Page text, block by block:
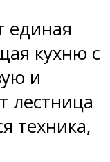
единая
кухню с
и
лестница
техника,